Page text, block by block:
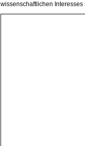
wissenschaftlichen